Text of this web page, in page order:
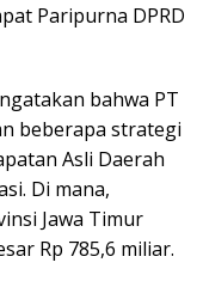
Paripurna DPRD
bahwa PT
beberapa strategi
Asli Daerah
Di mana,
Jawa Timur
Rp 785,6 miliar.